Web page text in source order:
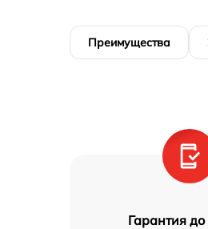
Преимущества
Гарантия до